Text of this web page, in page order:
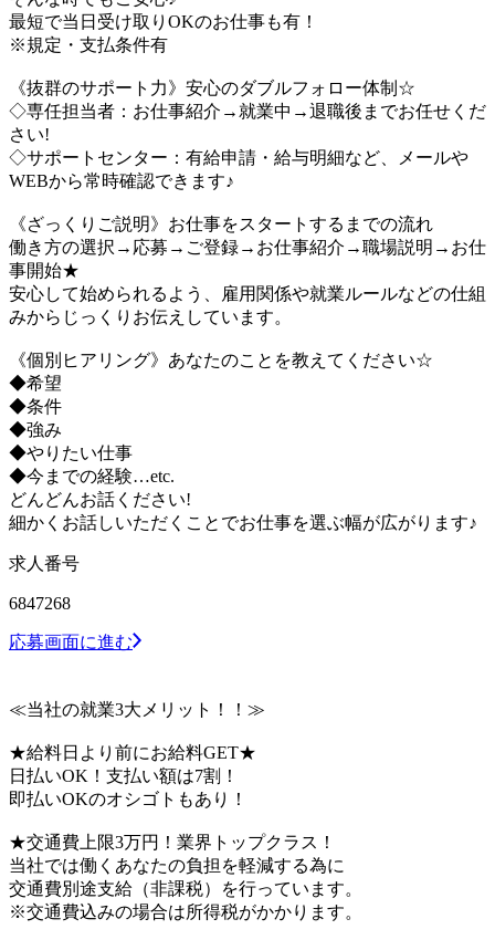
最短で当日受け取りOKのお仕事も有！
※規定・支払条件有
《抜群のサポート力》安心のダブルフォロー体制☆
◇専任担当者：お仕事紹介→就業中→退職後までお任せくだ
さい!
◇サポートセンター：有給申請・給与明細など、メールや
WEBから常時確認できます♪
《ざっくりご説明》お仕事をスタートするまでの流れ
働き方の選択→応募→ご登録→お仕事紹介→職場説明→お仕
事開始★
安心して始められるよう、雇用関係や就業ルールなどの仕組
みからじっくりお伝えしています。
《個別ヒアリング》あなたのことを教えてください☆
◆希望
◆条件
◆強み
◆やりたい仕事
◆今までの経験…etc.
どんどんお話ください!
細かくお話しいただくことでお仕事を選ぶ幅が広がります♪
求人番号
6847268
応募画面に進む
≪当社の就業3大メリット！！≫
★給料日より前にお給料GET★
日払いOK！支払い額は7割！
即払いOKのオシゴトもあり！
★交通費上限3万円！業界トップクラス！
当社では働くあなたの負担を軽減する為に
交通費別途支給（非課税）を行っています。
※交通費込みの場合は所得税がかかります。